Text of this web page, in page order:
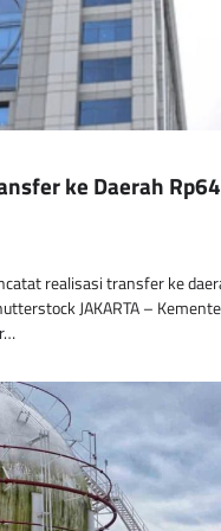
ke Daerah
realisasi transfer ke
JAKARTA –